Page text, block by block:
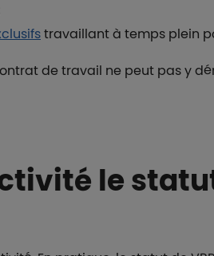
travaillant à temps plein
de travail ne peut pas y
le